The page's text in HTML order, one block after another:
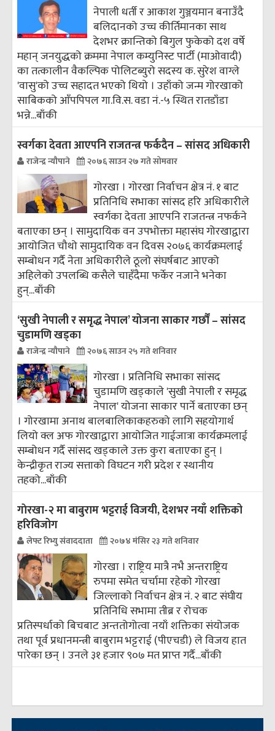
नेपाली धर्ती र आकाश गुञ्जयमान बनाउँदै
बलिदानको उच्च कीर्तिमानका साथ
देशभर क्रान्तिको बिगुल फुकेको दश वर्षे
महान्‌ जनयुद्धको क्रममा नेपाल कम्युनिस्ट पार्टी (माओवादी)
का तत्कालीन वैकल्पिक पोलिटब्युरो सदस्य क. सुरेश वाग्ले
'वासु'को उच्च सहादत भएको थियो । उहाँको जन्म गोरखाको
साबिकको आँपपिपल गा.वि.स. वडा नं.-५ स्थित रातडाँडा
भन्ने...बाँकी
स्वर्गका देवता आएपनि राजतन्त्र फर्कदैन – सांसद अधिकारी
राजेन्द्र न्यौपाने २०७६ साउन २७ गते सोमवार
गोरखा । गोरखा निर्वाचन क्षेत्र नं. १ बाट
प्रतिनिधि सभाका सांसद हरि अधिकारीले
स्वर्गका देवता आएपनि राजतन्त्र नफर्कने
बताएका छन् । सामुदायिक वन उपभोक्ता महासंघ गोरखाद्वारा
आयोजित चौथो सामुदायिक वन दिवस २०७६ कार्यक्रमलाई
सम्बोधन गर्दै नेता अधिकारीले ठूलो संघर्षबाट आएको
अहिलेको उपलब्धि कसैले चाहँदैमा फर्केर नजाने भनेका
हुन्...बाँकी
‘सुखी नेपाली र समृद्ध नेपाल’ योजना साकार गर्छौं – सांसद
चुडामणि खड्का
राजेन्द्र न्यौपाने २०७६ साउन २५ गते शनिवार
गोरखा । प्रतिनिधि सभाका सांसद
चुडामणि खड्काले 'सुखी नेपाली र समृद्ध
नेपाल' योजना साकार पार्ने बताएका छन्
। गोरखामा अनाथ बालबालिकाकहरुको लागि सहयोगार्थ
लियो क्ल अफ गोरखाद्वारा आयोजित गाईजात्रा कार्यक्रमलाई
सम्बोधन गर्दै सांसद खड्काले उक्त कुरा बताएका हुन् ।
केन्द्रीकृत राज्य सत्ताको विघटन गरी प्रदेश र स्थानीय
तहको...बाँकी
गाेरखा-२ मा बाबुराम भट्टराई विजयी, देशभर नयाँ शक्तिको
हरिविजोग
लेफ्ट रिभ्यु संवाददाता २०७४ मंसिर २३ गते शनिवार
गोरखा । राष्ट्रिय मात्रै नभै अन्तराष्ट्रिय
रुपमा समेत चर्चामा रहेको गोरखा
जिल्लाको निर्वाचन क्षेत्र नं. २ बाट संघीय
प्रतिनिधि सभामा तीब्र र रोचक
प्रतिस्पर्धाको बिचबाट अन्ततोगोत्वा नयाँ शक्तिका संयोजक
तथा पूर्व प्रधानमन्त्री बाबुराम भट्टराई (पीएचडी) ले विजय हात
पारेका छन् । उनले ३१ हजार ९०७ मत प्राप्त गर्दै...बाँकी